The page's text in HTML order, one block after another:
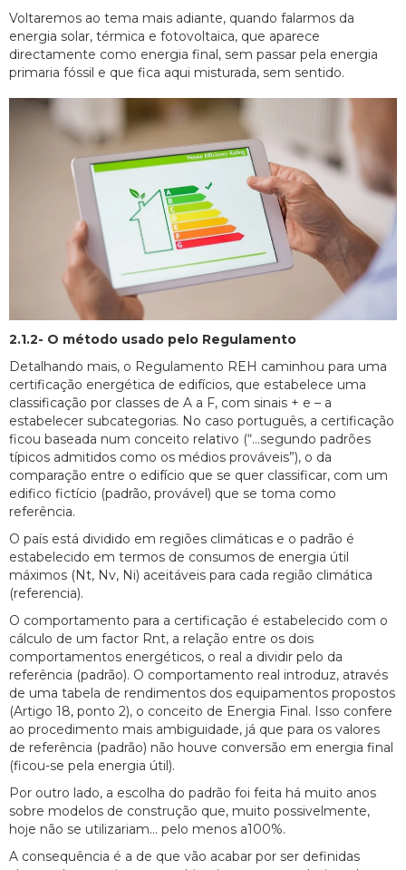
Voltaremos ao tema mais adiante, quando falarmos da
energia solar, térmica e fotovoltaica, que aparece
directamente como energia final, sem passar pela energia
primaria fóssil e que fica aqui misturada, sem sentido.
2.1.2- O método usado pelo Regulamento
Detalhando mais, o Regulamento REH caminhou para uma
certificação energética de edifícios, que estabelece uma
classificação por classes de A a F, com sinais + e – a
estabelecer subcategorias. No caso português, a certificação
ficou baseada num conceito relativo (“…segundo padrões
típicos admitidos como os médios prováveis”), o da
comparação entre o edifício que se quer classificar, com um
edifico fictício (padrão, provável) que se toma como
referência.
O país está dividido em regiões climáticas e o padrão é
estabelecido em termos de consumos de energia útil
máximos (Nt, Nv, Ni) aceitáveis para cada região climática
(referencia).
O comportamento para a certificação é estabelecido com o
cálculo de um factor Rnt, a relação entre os dois
comportamentos energéticos, o real a dividir pelo da
referência (padrão). O comportamento real introduz, através
de uma tabela de rendimentos dos equipamentos propostos
(Artigo 18, ponto 2), o conceito de Energia Final. Isso confere
ao procedimento mais ambiguidade, já que para os valores
de referência (padrão) não houve conversão em energia final
(ficou-se pela energia útil).
Por outro lado, a escolha do padrão foi feita há muito anos
sobre modelos de construção que, muito possivelmente,
hoje não se utilizariam… pelo menos a100%.
A consequência é a de que vão acabar por ser definidas